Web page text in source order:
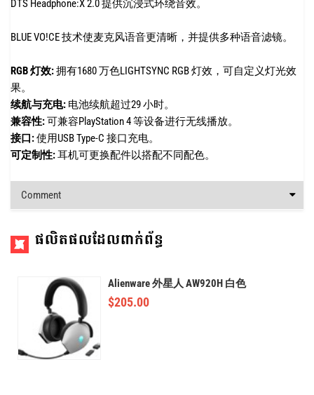
DTS Headphone:X 2.0 提供沉浸式环绕音效。
BLUE VO!CE 技术使麦克风语音更清晰，并提供多种语音滤镜。
RGB 灯效:拥有1680 万色LIGHTSYNC RGB 灯效，可自定义灯光效
果。
续航与充电: 电池续航超过29 小时。
兼容性:可兼容PlayStation 4 等设备进行无线播放。
接口:使用USB Type-C 接口充电。
可定制性:耳机可更换配件以搭配不同配色。
Comment
ផលិតផលដែលពាក់ព័ន្ធ
Alienware 外星人 AW920H 白色
$205.00